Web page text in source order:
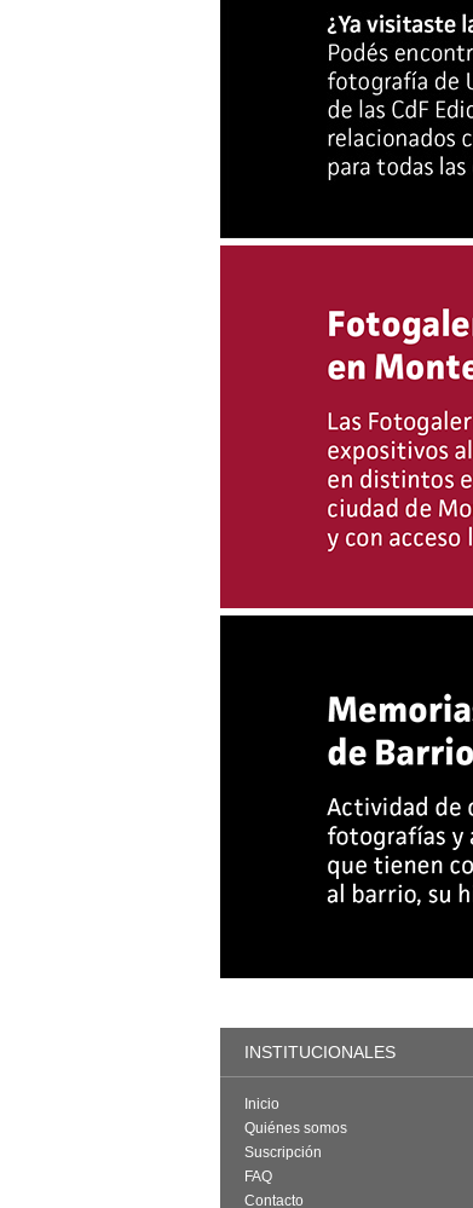
INSTITUCIONALES
Inicio
Quiénes somos
Suscripción
FAQ
Contacto